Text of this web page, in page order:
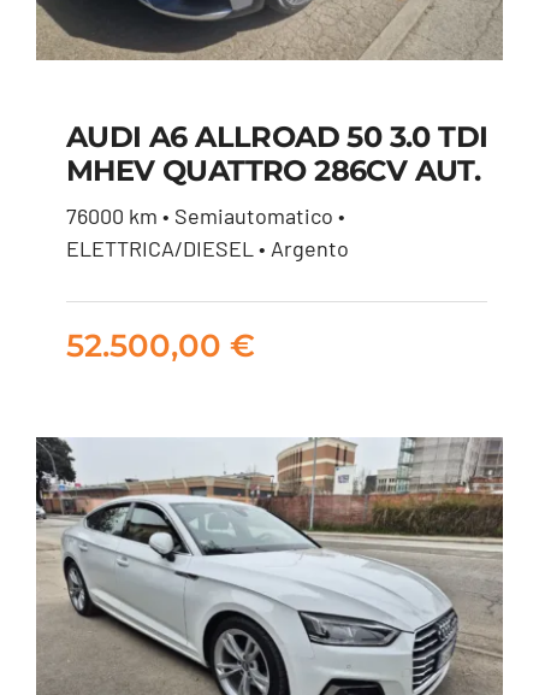
AUDI A6 ALLROAD 50
3.0 TDI MHEV
QUATTRO 286CV
AUT.
52.500,00
AUDI A6 ALLROAD 50 3.0 TDI
MHEV QUATTRO 286CV AUT.
76000 km • Semiautomatico •
ELETTRICA/DIESEL • Argento
52.500,00 €